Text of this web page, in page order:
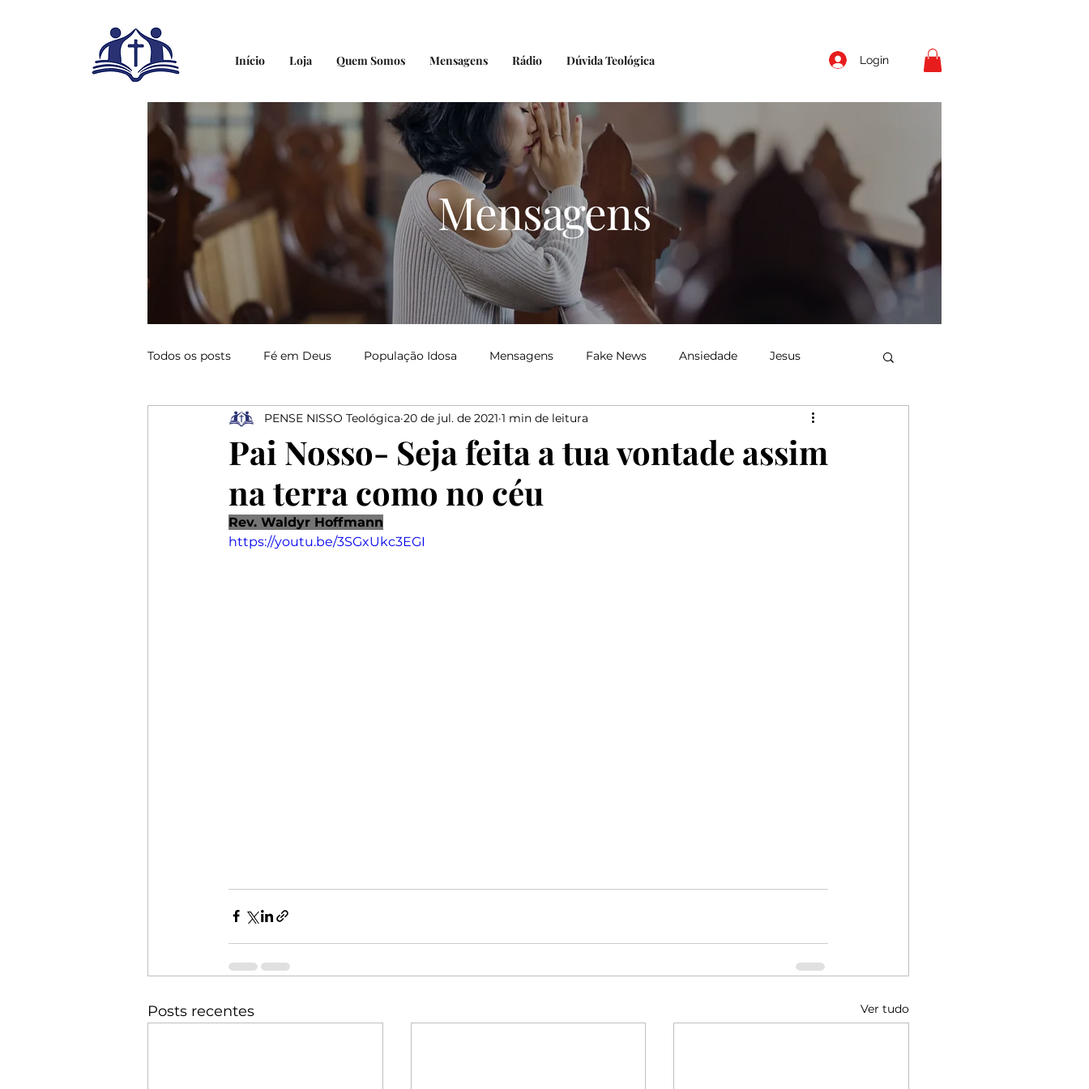
Início Loja Quem Somos Mensagens Rádio Dúvida Teológica Login
Mensagens
Todos os posts Fé em Deus População Idosa Mensagens Fake News Ansiedade Jesus
Ressurreição Depressão Elias Medo Bondade Salmista
Profissionais Elogios Elogiar Dizer Salomão
Pai Nosso- Seja feita a tua vontade assim
na terra como no céu
PENSE NISSO Teológica 20 de jul. de 2021 1 min de leitura
Rev. Waldyr Hoffmann
https://youtu.be/3SGxUkc3EGI
Posts recentes Ver tudo